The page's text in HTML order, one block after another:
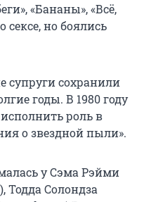
«Бананы», «Всё,
сексе, но боялись
супруги сохранили
годы. В 1980 году
роль в
о звездной пыли».
у Сэма Рэйми
Тодда Солондза